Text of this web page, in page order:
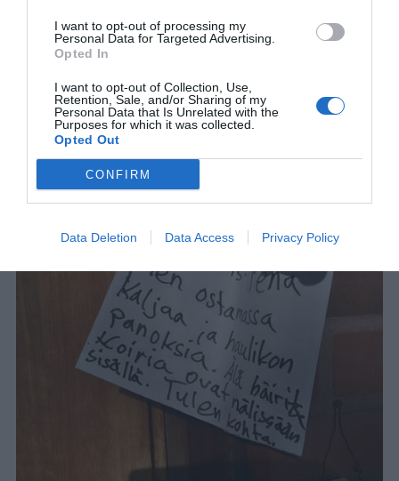
I want to opt-out of processing my
Personal Data for Targeted Advertising.
Opted In
I want to opt-out of Collection, Use,
Retention, Sale, and/or Sharing of my
Personal Data that Is Unrelated with the
Purposes for which it was collected.
Opted Out
CONFIRM
Data Deletion Data Access Privacy Policy